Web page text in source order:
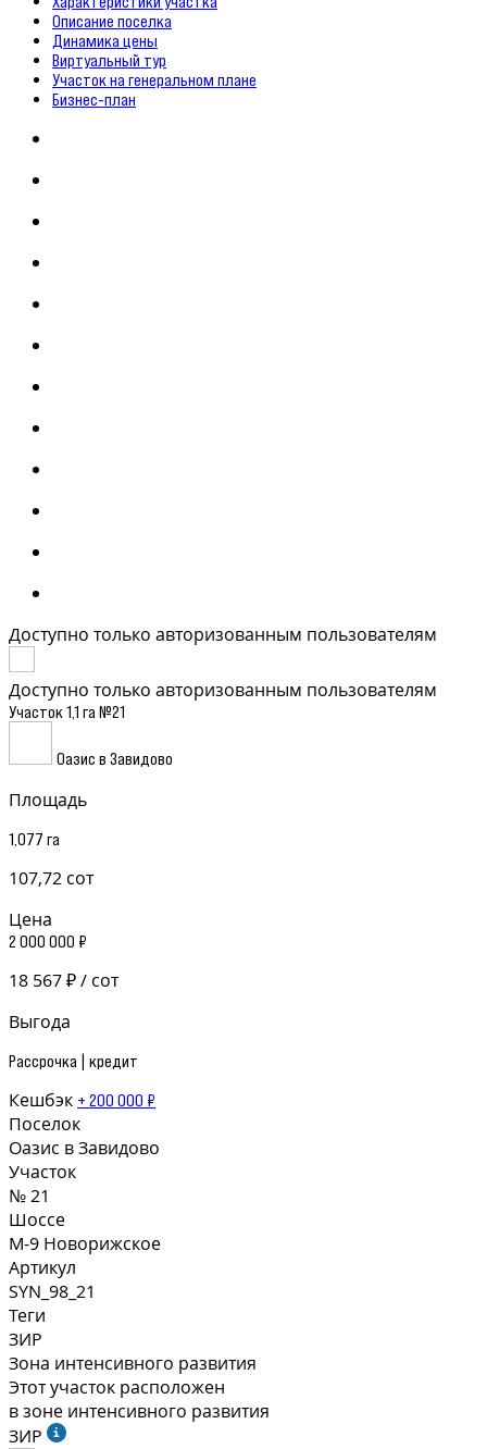
Описание поселка
Динамика цены
Виртуальный тур
Участок на генеральном плане
Бизнес-план
Доступно только авторизованным пользователям
Доступно только авторизованным пользователям
Участок 1,1 га №21
Оазис в Завидово
Площадь
1,077 га
107,72 сот
Цена
2 000 000 ₽
18 567 ₽ / сот
Выгода
Рассрочка | кредит
Кешбэк + 200 000 ₽
Поселок
Оазис в Завидово
Участок
№ 21
Шоссе
М-9 Новорижское
Артикул
SYN_98_21
Теги
ЗИР
Зона интенсивного развития
Этот участок расположен
в зоне интенсивного развития
ЗИР